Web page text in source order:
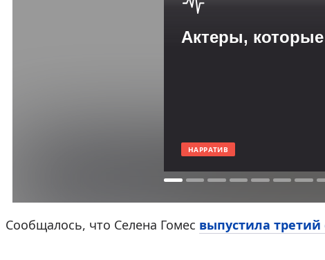
Актеры,
НАРРАТИВ
Поделиться:
Сообщалось, что Селена Гомес выпустила